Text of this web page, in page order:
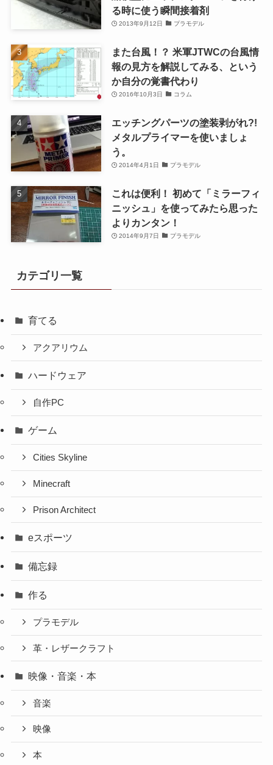
る時に使う瞬間接着剤
2013年9月12日 プラモデル
また台風！？ 米軍JTWCの台風情
報の見方を解説してみる、という
か自分の覚書代わり
2016年10月3日 コラム
エッチングパーツの塗装剥がれ?!
メタルプライマーを使いましょ
う。
2014年4月1日 プラモデル
これは便利！ 初めて「ミラーフィ
ニッシュ」を使ってみたら思った
よりカンタン！
2014年9月7日 プラモデル
カテゴリ一覧
育てる
アクアリウム
ハードウェア
自作PC
ゲーム
Cities Skyline
Minecraft
Prison Architect
eスポーツ
備忘録
作る
プラモデル
革・レザークラフト
映像・音楽・本
音楽
映像
本